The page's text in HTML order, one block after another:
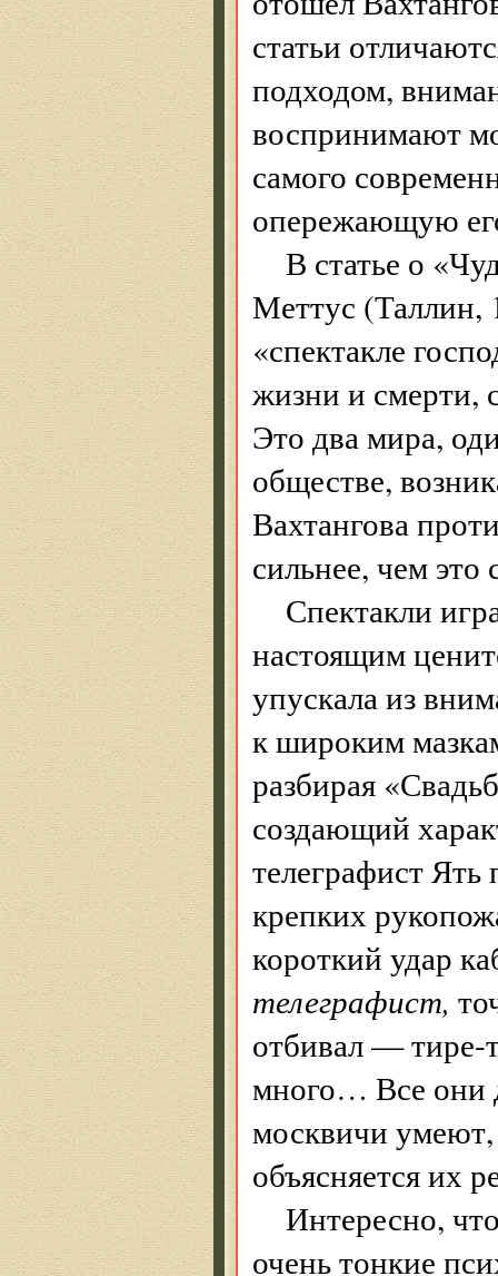
статьи
подходом,
воспринимают
самого
опережающую
В статье о
Меттус (Таллин,
«спектакле
жизни и смерти,
Это два мира,
обществе,
Вахтангова
сильнее, чем это
Спектакли
настоящим
упускала из
к широким
разбирая
создающий
телеграфист Ять
крепких
короткий удар
телеграфист,
отбивал — тире-
много… Все они
москвичи
объясняется их
Интересно,
очень тонкие